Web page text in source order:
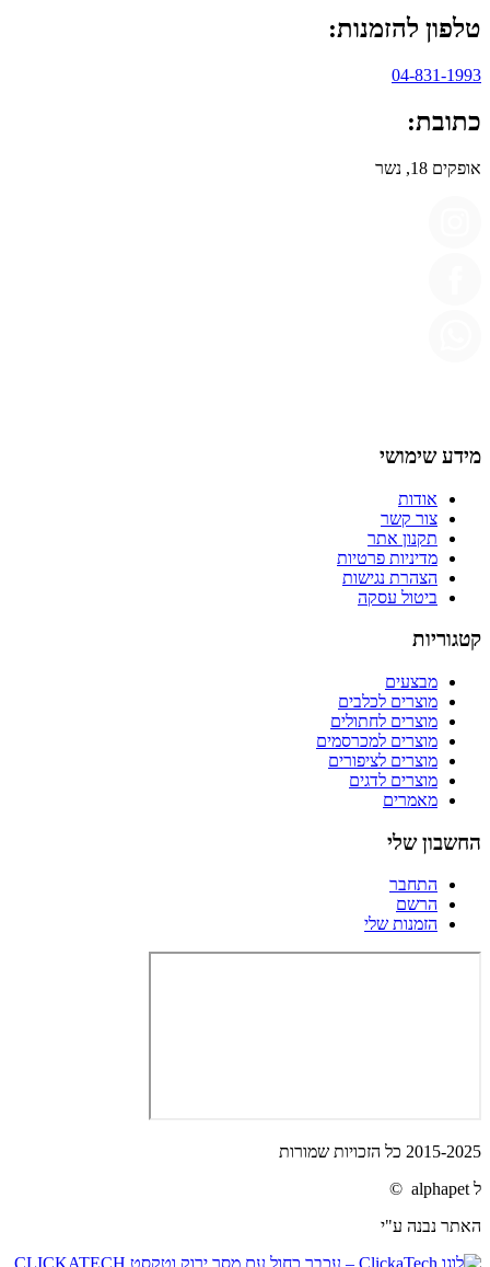
טלפון להזמנות:
04-831-1993
כתובת:
אופקים 18, נשר
מידע שימושי
אודות
צור קשר
תקנון אתר
מדיניות פרטיות
הצהרת נגישות
ביטול עסקה
קטגוריות
מבצעים
מוצרים לכלבים
מוצרים לחתולים
מוצרים למכרסמים
מוצרים לציפורים
מוצרים לדגים
מאמרים
החשבון שלי
התחבר
הרשם
הזמנות שלי
2015-2025 כל הזכויות שמורות
ל alphapet ©
האתר נבנה ע"י